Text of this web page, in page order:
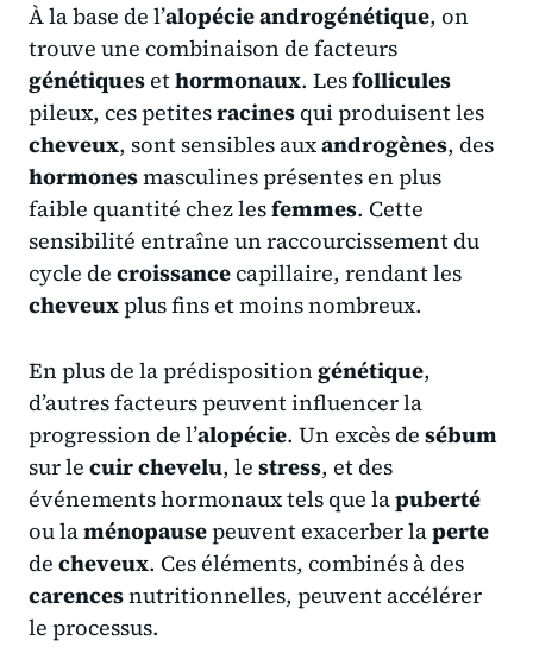
À la base de l’alopécie androgénétique, on
trouve une combinaison de facteurs
génétiquesethormonaux. Lesfollicules
pileux, ces petitesracinesqui produisent les
cheveux, sont sensibles auxandrogènes, des
hormonesmasculines présentes en plus
faible quantité chez lesfemmes. Cette
sensibilité entraîne un raccourcissement du
cycle de croissancecapillaire, rendant les
cheveuxplus fins et moins nombreux.
En plus de la prédispositiongénétique,
d’autres facteurs peuvent influencer la
progression de l’alopécie. Un excès de sébum
sur le cuirchevelu, le stress, et des
événements hormonaux tels que lapuberté
ou laménopausepeuvent exacerber laperte
de cheveux. Ces éléments, combinés à des
carencesnutritionnelles, peuvent accélérer
le processus.